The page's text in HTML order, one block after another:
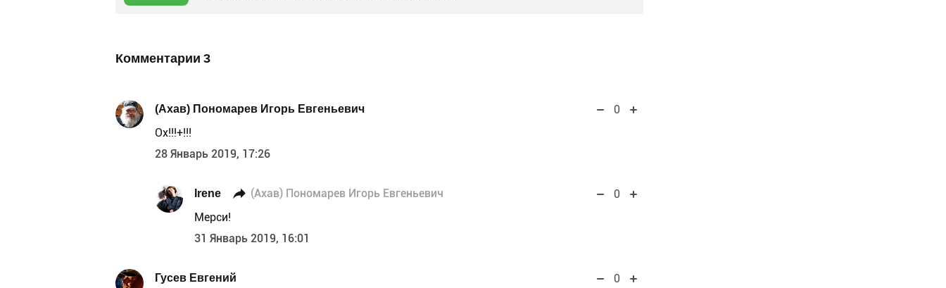
Комментарии 3
(Ахав) Пономарев Игорь Евгеньевич
0
Ох!!!+!!!
28 Январь 2019, 17:26
Irene (Ахав) Пономарев Игорь Евгеньевич
0
Мерси!
31 Январь 2019, 16:01
Гусев Евгений 0